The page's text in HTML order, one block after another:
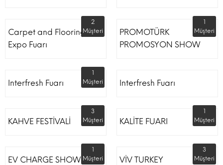
Carpet and Flooring
Expo Fuarı
2
Müşteri
PROMOTÜRK
PROMOSYON SHOW
1
Müşteri
Interfresh Fuarı
1
Müşteri
Interfresh Fuarı
KAHVE FESTİVALİ
3
Müşteri
KALİTE FUARI
1
Müşteri
EV CHARGE SHOW
1
Müşteri
VİV TURKEY
3
Müşteri